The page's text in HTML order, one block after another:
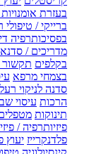
בעזרת
ברייקי / טיפולי
בפסיכותרפיה
מדריכים /
בקלפים
בצמחי מרפא
סדנה לניקוי
הרכות עיסוי
תינוקות
פיזיותרפיה /
פלדנקרייז יעוץ